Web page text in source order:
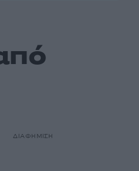
ΔΙΑΦΗΜΙΣΗ